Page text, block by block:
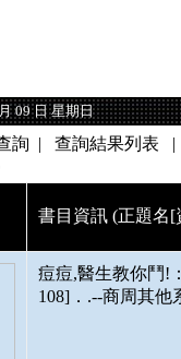
09 日 星期日
09 日 星期日
詢 | 查詢結果列表 |
書目資訊 (正題名
痘痘,醫生教你鬥!
108]．.--商周其他